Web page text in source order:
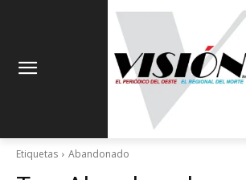
Etiquetas Abandonado